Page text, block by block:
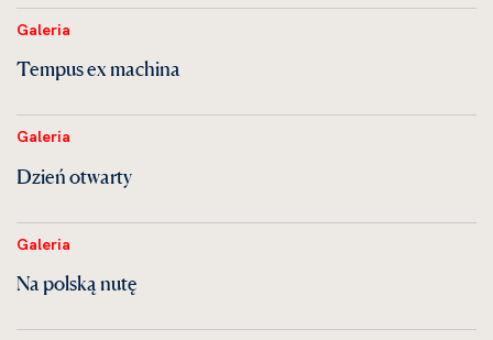
Galeria
Tempus ex machina
Galeria
Dzień otwarty
Galeria
Na polską nutę